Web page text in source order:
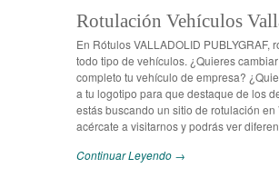
Rotulación Vehículos
En Rótulos VALLADOLID PUBLYGRAF,
todo tipo de vehículos. ¿Quieres
completo tu vehículo de empresa?
a tu logotipo para que destaque de los
estás buscando un sitio de rotulación en
acércate a visitarnos y podrás ver
Continuar Leyendo →